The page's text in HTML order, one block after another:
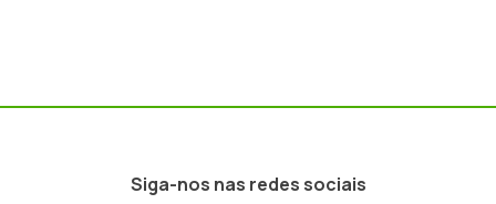
Siga-nos nas redes sociais